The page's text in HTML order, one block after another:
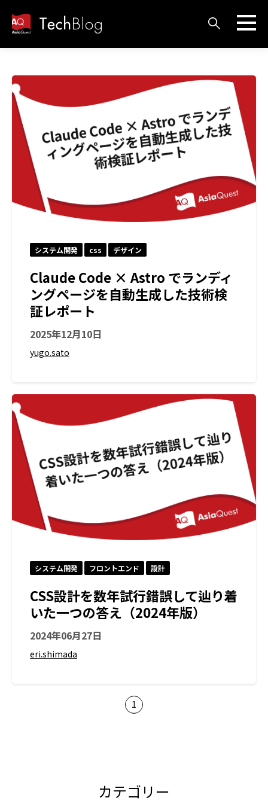
システム開発 css デザイン
Claude Code × Astro でランディ
ングページを自動生成した技術検
証レポート
2025年12月10日
yugo.sato
システム開発 フロントエンド 設計
CSS設計を数年試行錯誤して辿り着
いた一つの答え（2024年版）
2024年06月27日
eri.shimada
1
カテゴリー